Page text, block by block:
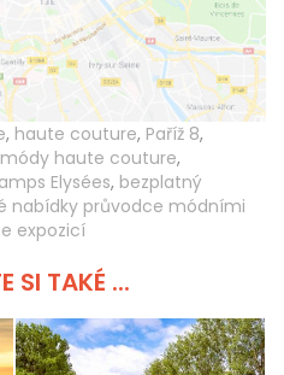
, haute couture, Paříž 8,
haute couture,
Elysées, bezplatný
nabídky průvodce módními
expozicí
SI TAKÉ ...